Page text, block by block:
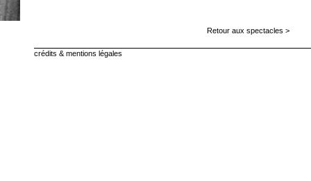
Retour aux spectacles >
crédits & mentions légales